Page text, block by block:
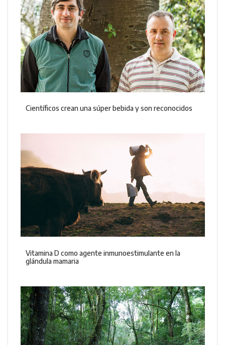
Científicos crean una súper bebida y son reconocidos
Vitamina D como agente inmunoestimulante en la
glándula mamaria